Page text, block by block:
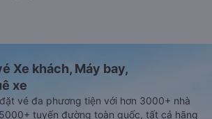
Xe khách, Máy bay,
xe
vé đa phương tiện với hơn 3000+ nhà
tuyến đường toàn quốc, tất cả hãng